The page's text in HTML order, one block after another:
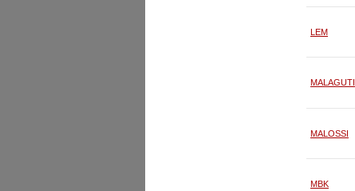
LEM
MALAGUTI
MALOSSI
MBK